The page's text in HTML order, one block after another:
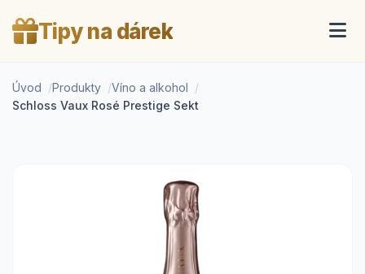
Tipy na dárek
Úvod Produkty
Víno a alkohol
Schloss Vaux Rosé Prestige Sekt